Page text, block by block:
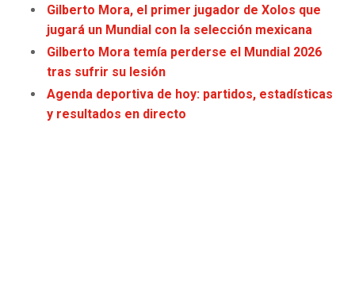
TITANS
COWBOYS
GIANTS
WARRIORS
CLIPPERS
LAKERS
Gilberto Mora, el primer jugador de Xolos que
jugará un Mundial con la selección mexicana
Gilberto Mora temía perderse el Mundial 2026
tras sufrir su lesión
Agenda deportiva de hoy: partidos, estadísticas
y resultados en directo